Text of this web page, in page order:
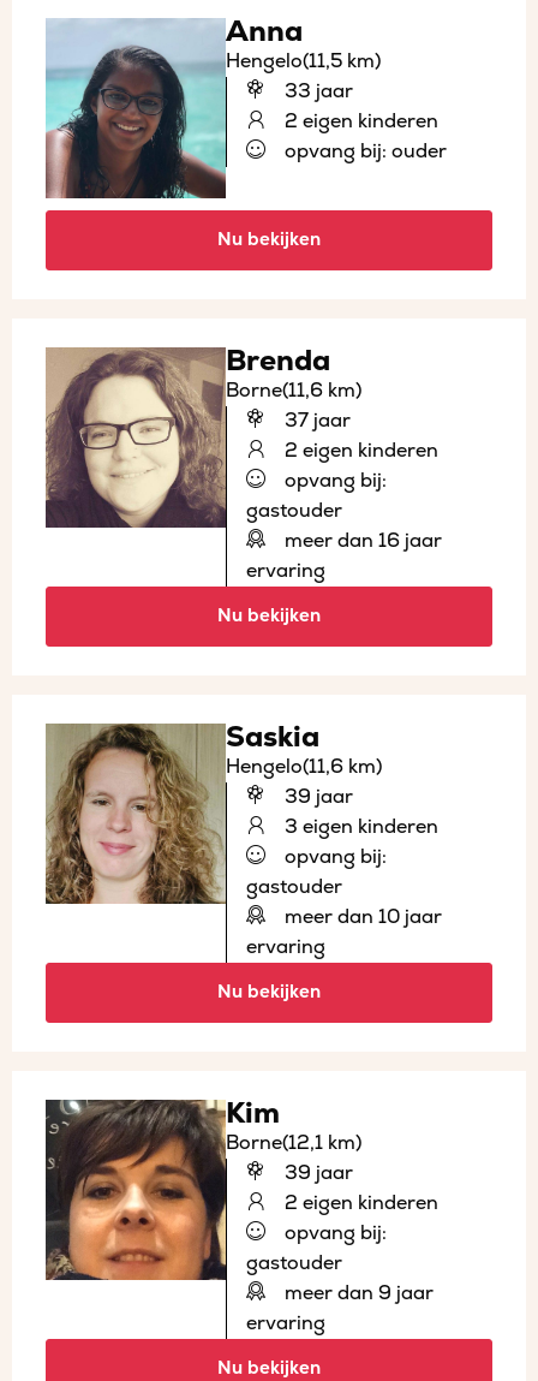
Anna
Hengelo(11,5 km)
33 jaar
2 eigen kinderen
opvang bij: ouder
Nu bekijken
Brenda
Borne(11,6 km)
37 jaar
2 eigen kinderen
opvang bij:
gastouder
meer dan 16 jaar
ervaring
Nu bekijken
Saskia
Hengelo(11,6 km)
39 jaar
3 eigen kinderen
opvang bij:
gastouder
meer dan 10 jaar
ervaring
Nu bekijken
Kim
Borne(12,1 km)
39 jaar
2 eigen kinderen
opvang bij:
gastouder
meer dan 9 jaar
ervaring
Nu bekijken